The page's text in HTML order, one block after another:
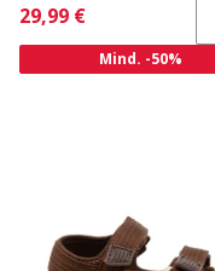
Current
29,99 €
Mind. -50%